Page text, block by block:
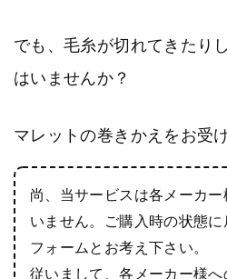
でも、毛糸が切れてきたり
はいませんか？
マレットの巻きかえをお受
尚、当サービスは各メーカ
いません。ご購入時の状態
フォームとお考え下さい。
従いまして、各メーカー様